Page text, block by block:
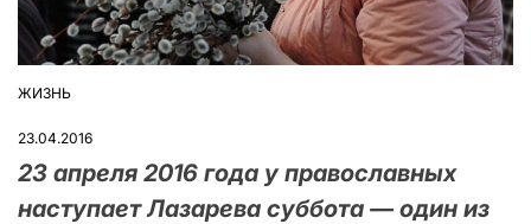
ОПУБЛІКУВАТИ
ЖИЗНЬ
23.04.2016
23 апреля 2016 года у православных
наступает Лазарева суббота — один из